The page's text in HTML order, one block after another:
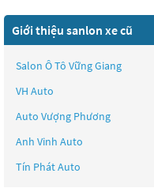
Giới thiệu sanlon xe cũ
Salon Ô Tô Vững Giang
VH Auto
Auto Vượng Phương
Anh Vinh Auto
Tín Phát Auto